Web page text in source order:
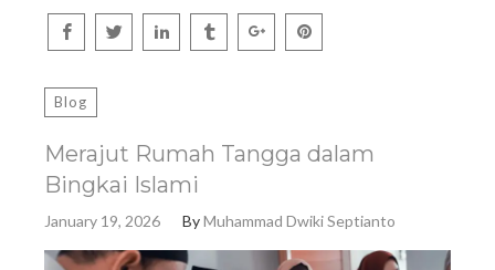
Blog
Merajut Rumah Tangga dalam
Bingkai Islami
January 19, 2026 ByMuhammad Dwiki Septianto